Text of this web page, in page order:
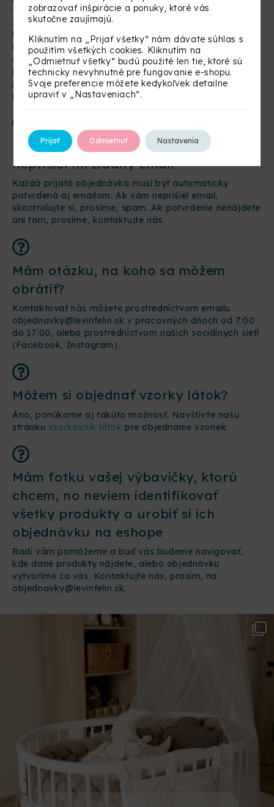
Postieľky do ďalších krajín zasielame výlučne
samostatne na palete, aby nedošlo k poškodeniu
balíka ďalším tovarom počas prepravy. Ak sa
rozhodnete pre vlastnú dopravu, prosíme, skontrolujte
obsah zásielky po prebratí od nášho kuriéra ešte
predtým, ako balíky pošlete mimo SR svojou
prepravou. Za poškodenia spôsobené inou, ako našou
prepravou, nezodpovedáme.
Urobil/a som objednávku, no
neprišiel mi žiadny email
Každá prijatá objednávka musí byť automaticky
potvrdená aj emailom. Ak vám neprišiel email,
skontrolujte si, prosíme, spam. Ak potvrdenie nenájdete
ani tam, prosíme, kontaktujte nás.
Mám otázku, na koho sa môžem
obrátiť?
Kontaktovať nás môžete prostredníctvom emailu
objednavky@levinfelin.sk v pracovných dňoch od 7:00
do 17:00, alebo prostredníctvom našich sociálnych sietí
(Facebook, Instagram).
Môžem si objednať vzorky látok?
Áno, ponúkame aj takúto možnosť. Navštívte našu
stránku vzorkovník látok pre objednanie vzoriek
Mám fotku vašej výbavičky, ktorú
chcem, no neviem identifikovať
všetky produkty a urobiť si ich
objednávku na eshope
Radi vám pomôžeme a buď vás budeme navigovať,
kde dané produkty nájdete, alebo objednávku
vytvoríme za vás. Kontaktujte nás, prosím, na
objednavky@levinfelin.sk.
zobrazovať inšpirácie a ponuky, ktoré vás
skutočne zaujímajú.
Kliknutím na „Prijať všetky“ nám dávate súhlas s
použitím všetkých cookies. Kliknutím na
„Odmietnuť všetky“ budú použité len tie, ktoré sú
technicky nevyhnutné pre fungovanie e-shopu.
Svoje preferencie môžete kedykoľvek detailne
upraviť v „Nastaveniach“.
Prijať Odmietnuť Nastavenia